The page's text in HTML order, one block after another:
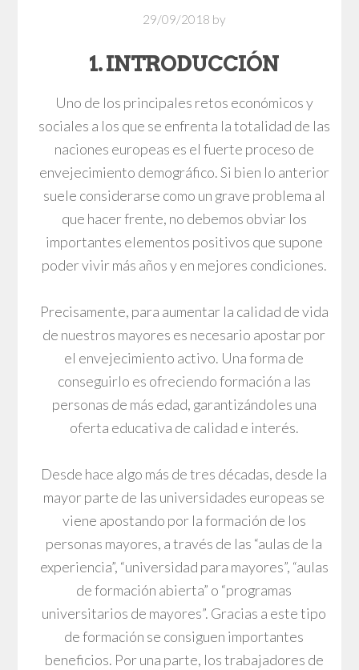
29/09/2018 by
1. INTRODUCCIÓN
Uno de los principales retos económicos y
sociales a los que se enfrenta la totalidad de las
naciones europeas es el fuerte proceso de
envejecimiento demográfico. Si bien lo anterior
suele considerarse como un grave problema al
que hacer frente, no debemos obviar los
importantes elementos positivos que supone
poder vivir más años y en mejores condiciones.
Precisamente, para aumentar la calidad de vida
de nuestros mayores es necesario apostar por
el envejecimiento activo. Una forma de
conseguirlo es ofreciendo formación a las
personas de más edad, garantizándoles una
oferta educativa de calidad e interés.
Desde hace algo más de tres décadas, desde la
mayor parte de las universidades europeas se
viene apostando por la formación de los
personas mayores, a través de las “aulas de la
experiencia”, “universidad para mayores”, “aulas
de formación abierta” o “programas
universitarios de mayores”. Gracias a este tipo
de formación se consiguen importantes
beneficios. Por una parte, los trabajadores de